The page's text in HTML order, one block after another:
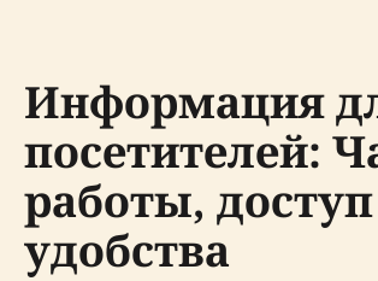
Информация
посетителей:
работы,
удобства